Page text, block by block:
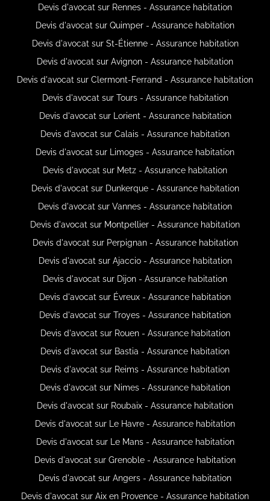
Devis d'avocat sur Rennes - Assurance habitation
Devis d'avocat sur Quimper - Assurance habitation
Devis d'avocat sur St-Étienne - Assurance habitation
Devis d'avocat sur Avignon - Assurance habitation
Devis d'avocat sur Clermont-Ferrand - Assurance habitation
Devis d'avocat sur Tours - Assurance habitation
Devis d'avocat sur Lorient - Assurance habitation
Devis d'avocat sur Calais - Assurance habitation
Devis d'avocat sur Limoges - Assurance habitation
Devis d'avocat sur Metz - Assurance habitation
Devis d'avocat sur Dunkerque - Assurance habitation
Devis d'avocat sur Vannes - Assurance habitation
Devis d'avocat sur Montpellier - Assurance habitation
Devis d'avocat sur Perpignan - Assurance habitation
Devis d'avocat sur Ajaccio - Assurance habitation
Devis d'avocat sur Dijon - Assurance habitation
Devis d'avocat sur Évreux - Assurance habitation
Devis d'avocat sur Troyes - Assurance habitation
Devis d'avocat sur Rouen - Assurance habitation
Devis d'avocat sur Bastia - Assurance habitation
Devis d'avocat sur Reims - Assurance habitation
Devis d'avocat sur Nimes - Assurance habitation
Devis d'avocat sur Roubaix - Assurance habitation
Devis d'avocat sur Le Havre - Assurance habitation
Devis d'avocat sur Le Mans - Assurance habitation
Devis d'avocat sur Grenoble - Assurance habitation
Devis d'avocat sur Angers - Assurance habitation
Devis d'avocat sur Aix en Provence - Assurance habitation